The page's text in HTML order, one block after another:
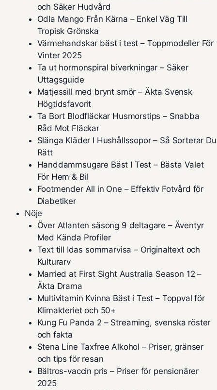
och Säker Hudvård
Odla Mango Från Kärna – Enkel Väg Till
Tropisk Grönska
Värmehandskar bäst i test – Toppmodeller För
Vinter 2025
Ta ut hormonspiral biverkningar – Säker
Uttagsguide
Matjessill med brynt smör – Äkta Svensk
Högtidsfavorit
Ta Bort Blodfläckar Husmorstips – Snabba
Råd Mot Fläckar
Slänga Kläder I Hushållssopor – Så Sorterar Du
Rätt
Handdammsugare Bäst I Test – Bästa Valet
För Hem & Bil
Footmender All in One – Effektiv Fotvård för
Diabetiker
Nöje
Över Atlanten säsong 9 deltagare – Äventyr
Med Kända Profiler
Text till Idas sommarvisa – Originaltext och
Kulturarv
Married at First Sight Australia Season 12 –
Äkta Drama
Multivitamin Kvinna Bäst i Test – Toppval för
Klimakteriet och 50+
Kung Fu Panda 2 – Streaming, svenska röster
och fakta
Stena Line Taxfree Alkohol – Priser, gränser
och tips för resan
Bältros-vaccin pris – Priser för pensionärer
2025